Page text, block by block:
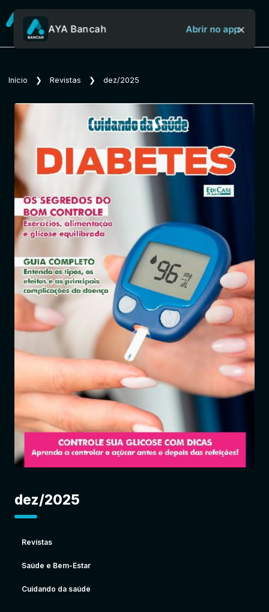
Sobre o Aya Bancah
Início
Revistas
Entrar
AYA Bancah Abrir no app×
Início ❯ Revistas ❯ dez/2025
dez/2025
Revistas
Saúde e Bem-Estar
Cuidando da saúde